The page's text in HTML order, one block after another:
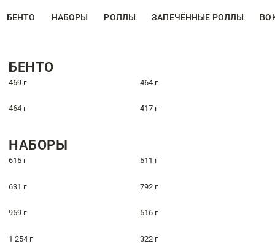
БЕНТО НАБОРЫ РОЛЛЫ ЗАПЕЧЁННЫЕ РОЛЛЫ
БЕНТО
469 г 464 г
464 г 417 г
НАБОРЫ
615 г 511 г
631 г 792 г
959 г 516 г
1 254 г 322 г